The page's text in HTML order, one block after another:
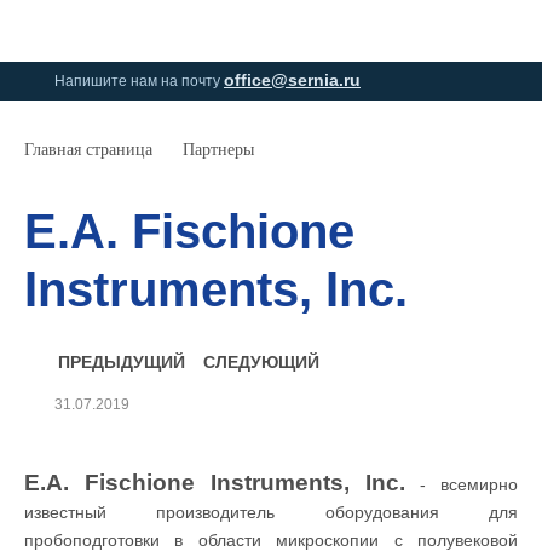
Напишите нам на почту office@sernia.ru
Главная страница Партнеры
E.A. Fischione
Instruments, Inc.
ПРЕДЫДУЩИЙ СЛЕДУЮЩИЙ
31.07.2019
E.A. Fischione Instruments, Inc. - всемирно
известный производитель оборудования для
пробоподготовки в области микроскопии с полувековой